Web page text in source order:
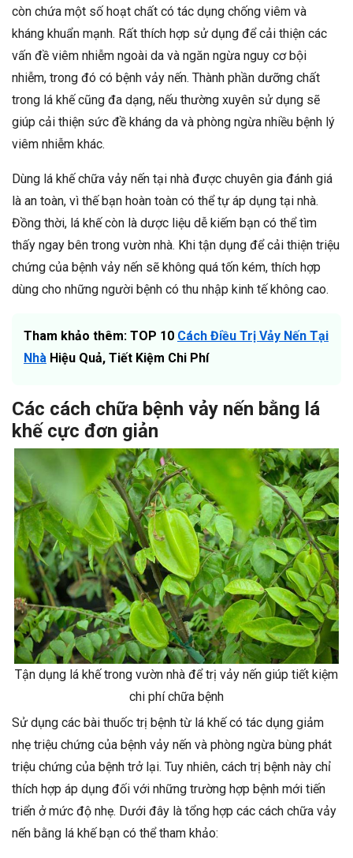
còn chứa một số hoạt chất có tác dụng chống viêm và
kháng khuẩn mạnh. Rất thích hợp sử dụng để cải thiện các
vấn đề viêm nhiễm ngoài da và ngăn ngừa nguy cơ bội
nhiễm, trong đó có bệnh vảy nến. Thành phần dưỡng chất
trong lá khế cũng đa dạng, nếu thường xuyên sử dụng sẽ
giúp cải thiện sức đề kháng da và phòng ngừa nhiều bệnh lý
viêm nhiễm khác.
Dùng lá khế chữa vảy nến tại nhà được chuyên gia đánh giá
là an toàn, vì thế bạn hoàn toàn có thể tự áp dụng tại nhà.
Đồng thời, lá khế còn là dược liệu dễ kiếm bạn có thể tìm
thấy ngay bên trong vườn nhà. Khi tận dụng để cải thiện triệu
chứng của bệnh vảy nến sẽ không quá tốn kém, thích hợp
dùng cho những người bệnh có thu nhập kinh tế không cao.
Tham khảo thêm: TOP 10 Cách Điều Trị Vảy Nến Tại
Nhà Hiệu Quả, Tiết Kiệm Chi Phí
Các cách chữa bệnh vảy nến bằng lá
khế cực đơn giản
Tận dụng lá khế trong vườn nhà để trị vảy nến giúp tiết kiệm
chi phí chữa bệnh
Sử dụng các bài thuốc trị bệnh từ lá khế có tác dụng giảm
nhẹ triệu chứng của bệnh vảy nến và phòng ngừa bùng phát
triệu chứng của bệnh trở lại. Tuy nhiên, cách trị bệnh này chỉ
thích hợp áp dụng đối với những trường hợp bệnh mới tiến
triển ở mức độ nhẹ. Dưới đây là tổng hợp các cách chữa vảy
nến bằng lá khế bạn có thể tham khảo: